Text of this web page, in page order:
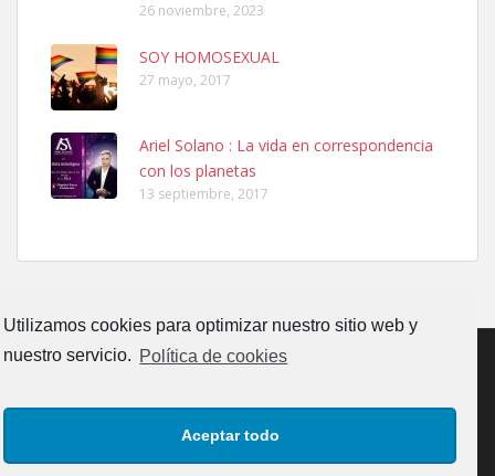
Utilizamos cookies para optimizar nuestro sitio web y
nuestro servicio. Política de cookies
Aceptar todo
Ninfa perdida
El día 5 se los perdió una ninfa papillera, asustada tiene miedo a la
calle, se perdió por la zon...
Adopcion
Busco casa de acogida para mi perrita ya que por temas de trabajo
26 noviembre, 2023
SOY HOMOSEXUAL
27 mayo, 2017
Ariel Solano : La vida en correspondencia
con los planetas
13 septiembre, 2017
POLÍTICA DE COOKIES (UE)